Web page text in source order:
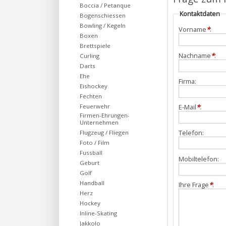
Kontaktdaten
Vorname*:
Nachname*:
Firma:
E-Mail*:
Telefon:
Mobiltelefon:
Ihre Frage*:
Boccia / Petanque
Bogenschiessen
Bowling / Kegeln
Boxen
Brettspiele
Curling
Darts
Ehe
Eishockey
Fechten
Feuerwehr
Firmen-Ehrungen-
Unternehmen
Flugzeug / Fliegen
Foto / Film
Fussball
Geburt
Golf
Handball
Herz
Hockey
Inline-Skating
Jakkolo